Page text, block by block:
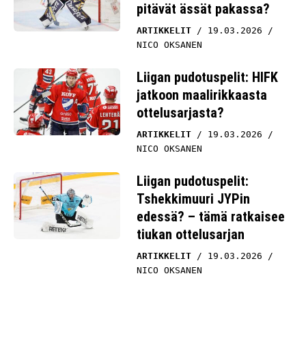
pitävät ässät pakassa?
ARTIKKELIT
19.03.2026
NICO OKSANEN
Liigan pudotuspelit: HIFK
jatkoon maalirikkaasta
ottelusarjasta?
ARTIKKELIT
19.03.2026
NICO OKSANEN
Liigan pudotuspelit:
Tshekkimuuri JYPin
edessä? – tämä ratkaisee
tiukan ottelusarjan
ARTIKKELIT
19.03.2026
NICO OKSANEN